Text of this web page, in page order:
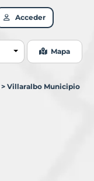
Acceder
Mapa
> Villaralbo Municipio